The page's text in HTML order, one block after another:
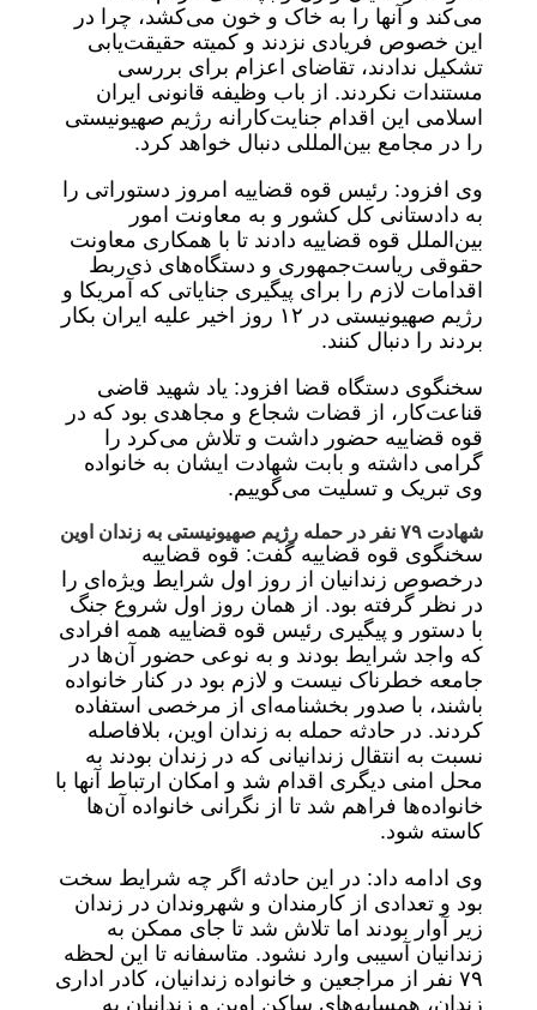
می‌کند و آنها را به خاک و خون می‌کشد، چرا در
این خصوص فریادی نزدند و کمیته حقیقت‌یابی
تشکیل ندادند، تقاضای اعزام برای بررسی
مستندات نکردند. از باب وظیفه قانونی ایران
اسلامی این اقدام جنایت‌کارانه رژیم صهیونیستی
را در مجامع بین‌المللی دنبال خواهد کرد.
وی افزود: رئیس قوه قضاییه امروز دستوراتی را
به دادستانی کل کشور و به معاونت امور
بین‌الملل قوه قضاییه دادند تا با همکاری معاونت
حقوقی ریاست‌جمهوری و دستگاه‌های ذی‌ربط
اقدامات لازم را برای پیگیری جنایاتی که آمریکا و
رژیم صهیونیستی در ۱۲ روز اخیر علیه ایران بکار
بردند را دنبال کنند.
سخنگوی دستگاه قضا افزود: یاد شهید قاضی
قناعت‌کار، از قضات شجاع و مجاهدی بود که در
قوه قضاییه حضور داشت و تلاش می‌کرد را
گرامی داشته و بابت شهادت ایشان به خانواده
وی تبریک و تسلیت می‌گوییم.
شهادت ۷۹ نفر در حمله رژیم صهیونیستی به زندان اوین
سخنگوی قوه قضاییه گفت: قوه قضاییه
درخصوص زندانیان از روز اول شرایط ویژه‌ای را
در نظر گرفته بود. از همان روز اول شروع جنگ
با دستور و پیگیری رئیس قوه قضاییه همه افرادی
که واجد شرایط بودند و به نوعی حضور آن‌ها در
جامعه خطرناک نیست و لازم بود در کنار خانواده
باشند، با صدور بخشنامه‌ای از مرخصی استفاده
کردند. در حادثه حمله به زندان اوین، بلافاصله
نسبت به انتقال زندانیانی که در زندان بودند به
محل امنی دیگری اقدام شد و امکان ارتباط آنها با
خانواده‌ها فراهم شد تا از نگرانی خانواده آن‌ها
کاسته شود.
وی ادامه داد: در این حادثه اگر چه شرایط سخت
بود و تعدادی از کارمندان و شهروندان در زندان
زیر آوار بودند اما تلاش شد تا جای ممکن به
زندانیان آسیبی وارد نشود. متاسفانه تا این لحظه
۷۹ نفر از مراجعین و خانواده زندانیان، کادر اداری
زندان، همسایه‌های ساکن اوین و زندانیان به